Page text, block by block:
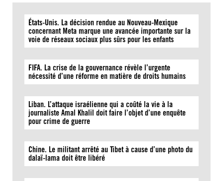
États-Unis. La décision rendue au Nouveau-Mexique
concernant Meta marque une avancée importante sur la
voie de réseaux sociaux plus sûrs pour les enfants
FIFA. La crise de la gouvernance révèle l’urgente
nécessité d’une réforme en matière de droits humains
Liban. L’attaque israélienne qui a coûté la vie à la
journaliste Amal Khalil doit faire l’objet d’une enquête
pour crime de guerre
Chine. Le militant arrêté au Tibet à cause d’une photo du
dalaï-lama doit être libéré